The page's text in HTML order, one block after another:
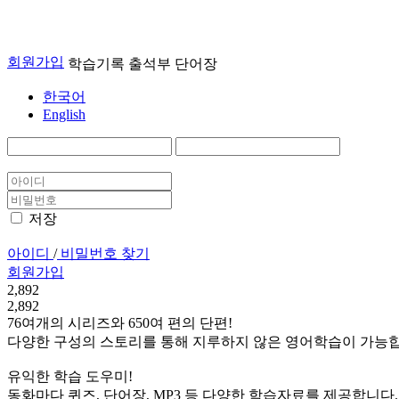
회원가입 학습기록 출석부 단어장
한국어
English
저장
아이디 /비밀번호 찾기
회원가입
2,892
2,892
76여개의 시리즈와 650여 편의 단편!
다양한 구성의 스토리를 통해 지루하지 않은 영어학습이 가능
유익한 학습 도우미!
동화마다 퀴즈, 단어장, MP3 등 다양한 학습자료를 제공합니다.